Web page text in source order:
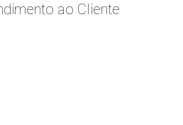
ao Cliente